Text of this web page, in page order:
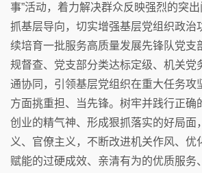
事”活动，着力解决群众反映强烈的突
抓基层导向，切实增强基层党组织政治
续培育一批服务高质量发展先锋队党支
规督查、党支部分类达标定级、机关党
通协同，引领基层党组织在重大任务攻
方面挑重担、当先锋。树牢并践行正确
创业的精气神、形成狠抓落实的好局面
义、官僚主义，不断改进机关作风、优
赋能的过硬成效、亲清有为的优质服务